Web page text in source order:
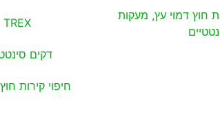
TREX
דקים
חיפוי קירות חוץ